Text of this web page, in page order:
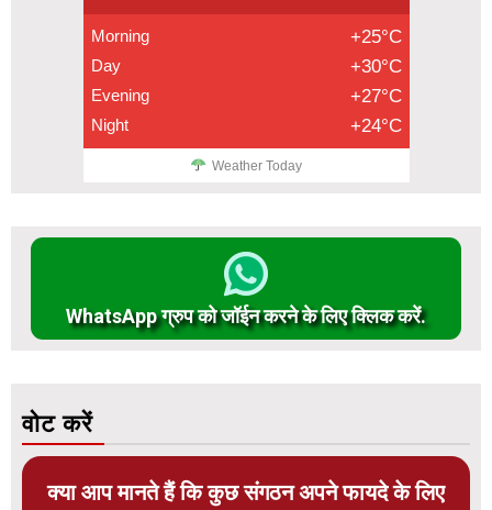
Morning +25°C
Day +30°C
Evening +27°C
Night +24°C
Weather Today
WhatsApp ग्रुप को जॉईन करने के लिए क्लिक करें.
वोट करें
क्या आप मानते हैं कि कुछ संगठन अपने फायदे के लिए